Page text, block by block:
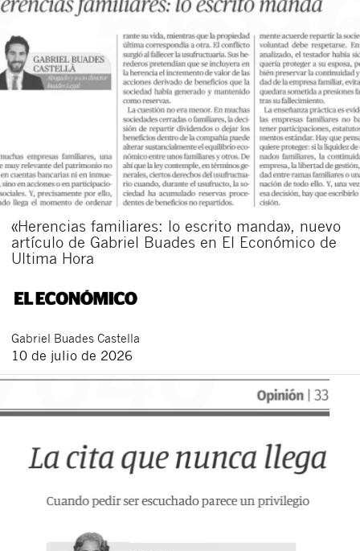
«Herencias familiares: lo escrito manda», nuevo
artículo de Gabriel Buades en El Económico de
Ultima Hora
Gabriel Buades Castella
10 de julio de 2026